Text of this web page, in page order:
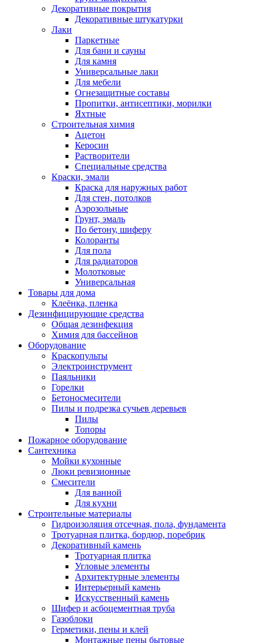
Декоративные покрытия
Декоративные штукатурки
Лаки
Паркетные
Для бани и сауны
Для камня
Универсальные лаки
Для мебели
Огнезащитные составы
Пропитки, антисептики, морилки
Яхтные
Строительная химия
Ацетон
Керосин
Растворители
Специальные средства
Краски, эмали
Краска для наружных работ
Для стен, потолков
Аэрозольные
Грунт, эмаль
По бетону, шиферу
Колоранты
Для пола
Для радиаторов
Молотковые
Универсальная
Товары для дома
Клеёнка, пленка
Дезинфицирующие средства
Общая дезинфекция
Химия для бассейнов
Оборудование
Краскопульты
Электроинструмент
Паяльники
Горелки
Бетоносмесители
Пилы и подрезка сучьев деревьев
Пилы
Топоры
Пожарное оборудование
Сантехника
Мойки кухонные
Люки ревизионные
Смесители
Для ванной
Для кухни
Строительные материалы
Гидроизоляция отсечная, пола, фундамента
Тротуарная плитка, бордюр, поребрик
Декоративный камень
Тротуарная плитка
Угловые элементы
Архитектурные элементы
Интерьерный камень
Искусственный камень
Шифер и асбоцементная труба
Газоблоки
Герметики, пены и клей
Монтажные пены бытовые